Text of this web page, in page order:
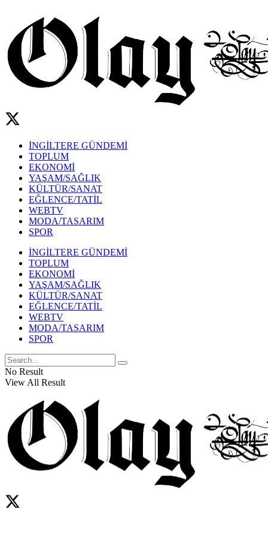
İNGİLTERE GÜNDEMİ
TOPLUM
EKONOMİ
YAŞAM/SAĞLIK
KÜLTÜR/SANAT
EĞLENCE/TATİL
WEBTV
MODA/TASARIM
SPOR
İNGİLTERE GÜNDEMİ
TOPLUM
EKONOMİ
YAŞAM/SAĞLIK
KÜLTÜR/SANAT
EĞLENCE/TATİL
WEBTV
MODA/TASARIM
SPOR
No Result
View All Result